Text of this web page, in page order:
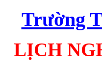
Trường
LỊCH